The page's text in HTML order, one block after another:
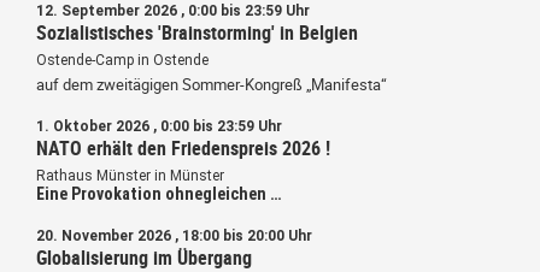
12. September 2026 , 0:00 bis 23:59 Uhr
Sozialistisches 'Brainstorming' in Belgien
Ostende-Camp in Ostende
auf dem zweitägigen Sommer-Kongreß „Manifesta“
1. Oktober 2026 , 0:00 bis 23:59 Uhr
NATO erhält den Friedenspreis 2026 !
Rathaus Münster in Münster
Eine Provokation ohnegleichen …
20. November 2026 , 18:00 bis 20:00 Uhr
Globalisierung im Übergang